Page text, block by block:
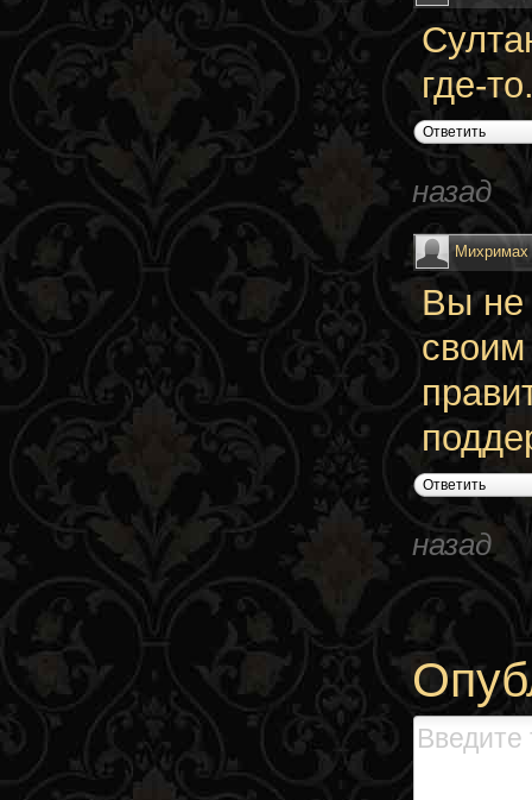
где-
Ответить
назад
Михримах
Вы не
Ответить
назад